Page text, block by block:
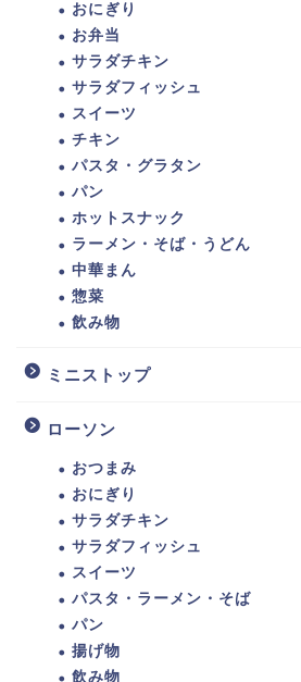
おにぎり
お弁当
サラダチキン
サラダフィッシュ
スイーツ
チキン
パスタ・グラタン
パン
ホットスナック
ラーメン・そば・うどん
中華まん
惣菜
飲み物
ミニストップ
ローソン
おつまみ
おにぎり
サラダチキン
サラダフィッシュ
スイーツ
パスタ・ラーメン・そば
パン
揚げ物
飲み物
ダイエットに
とめ。カロリ
べ物ラ
【カロリー別
ニ、スーパー